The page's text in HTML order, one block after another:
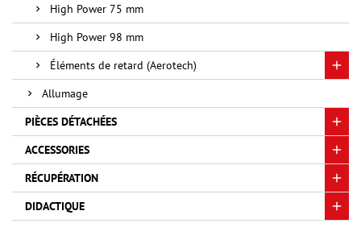
High Power 75 mm
High Power 98 mm
Éléments de retard (Aerotech)
Allumage
PIÈCES DÉTACHÉES
ACCESSORIES
RÉCUPÉRATION
DIDACTIQUE